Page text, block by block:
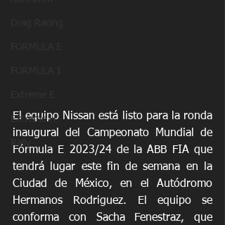
Extreme H
Rally
El equipo Nissan está listo para la ronda
inaugural del Campeonato Mundial de
Fórmula E 2023/24 de la ABB FIA que
tendrá lugar este fin de semana en la
Ciudad de México, en el Autódromo
Hermanos Rodriguez. El equipo se
conforma con Sacha Fenestraz, que